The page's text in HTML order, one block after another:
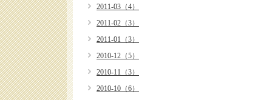
2011-03（4）
2011-02（3）
2011-01（3）
2010-12（5）
2010-11（3）
2010-10（6）